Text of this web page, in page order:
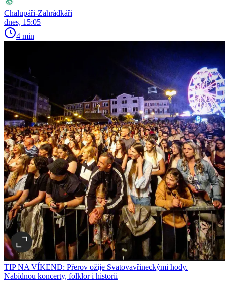
Chalupáři-Zahrádkáři
dnes, 15:05
4 min
TIP NA VÍKEND: Přerov ožije Svatovavřineckými hody.
Nabídnou koncerty, folklor i historii